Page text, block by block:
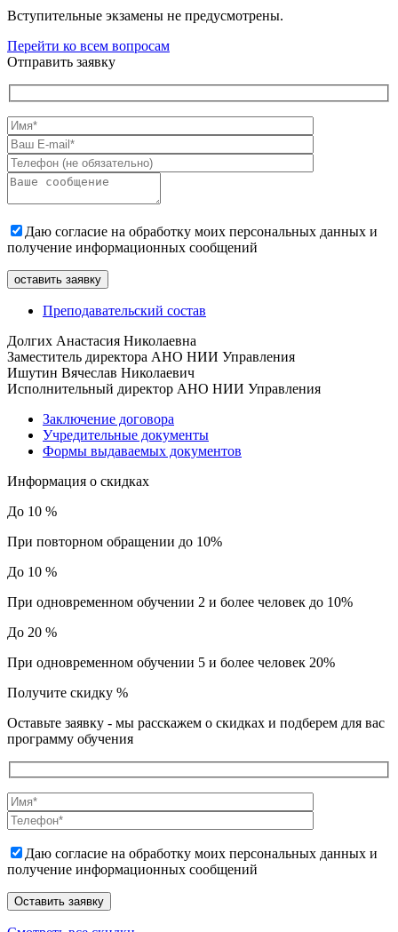
Вступительные экзамены не предусмотрены.
Перейти ко всем вопросам
Отправить заявку
Даю согласие на обработку моих персональных данных и
получение информационных сообщений
Преподавательский состав
Долгих Анастасия Николаевна
Заместитель директора АНО НИИ Управления
Ишутин Вячеслав Николаевич
Исполнительный директор АНО НИИ Управления
Заключение договора
Учредительные документы
Формы выдаваемых документов
Информация о скидках
До 10 %
При повторном обращении до 10%
До 10 %
При одновременном обучении 2 и более человек до 10%
До 20 %
При одновременном обучении 5 и более человек 20%
Получите скидку %
Оставьте заявку - мы расскажем о скидках и подберем для вас
программу обучения
Даю согласие на обработку моих персональных данных и
получение информационных сообщений